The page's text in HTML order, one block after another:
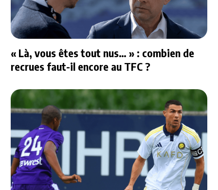
« Là, vous êtes tout nus… » : combien de
recrues faut-il encore au TFC ?